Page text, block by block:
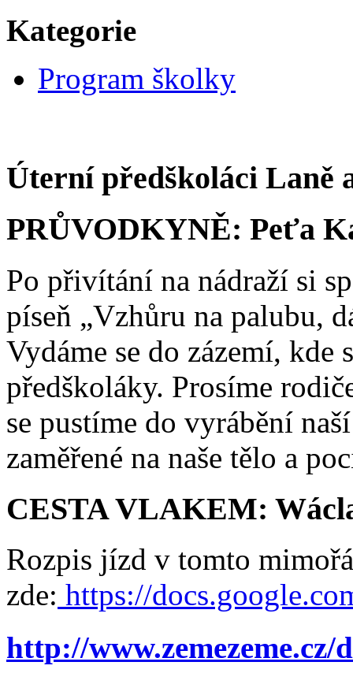
Kategorie
Program školky
Úterní předškoláci Laně
PRŮVODKYNĚ: Peťa
Po přivítání na nádraží si
píseň „Vzhůru na palubu,
Vydáme se do zázemí, kde
předškoláky. Prosíme
se pustíme do vyrábění
zaměřené na naše tělo a
CESTA VLAKEM:
Rozpis jízd v tomto
zde: https://
http://